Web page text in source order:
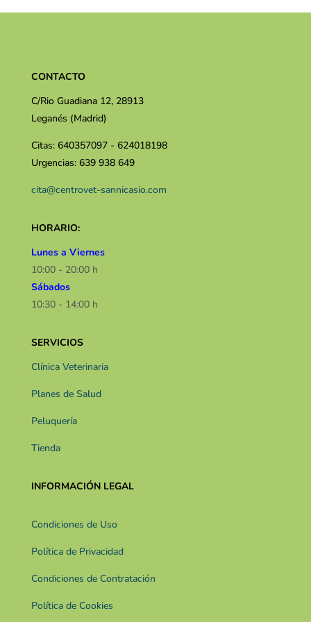
CONTACTO
C/Rio Guadiana 12, 28913
Leganés (Madrid)
Citas: 640357097 - 624018198
Urgencias: 639 938 649
cita@centrovet-sannicasio.com
HORARIO:
Lunes a Viernes
10:00 - 20:00 h
Sábados
10:30 - 14:00 h​​
SERVICIOS
Clínica Veterinaria
Planes de Salud
Peluquería
Tienda
INFORMACIÓN LEGAL
Condiciones de Uso
Política de Privacidad
Condiciones de Contratación
Política de Cookies